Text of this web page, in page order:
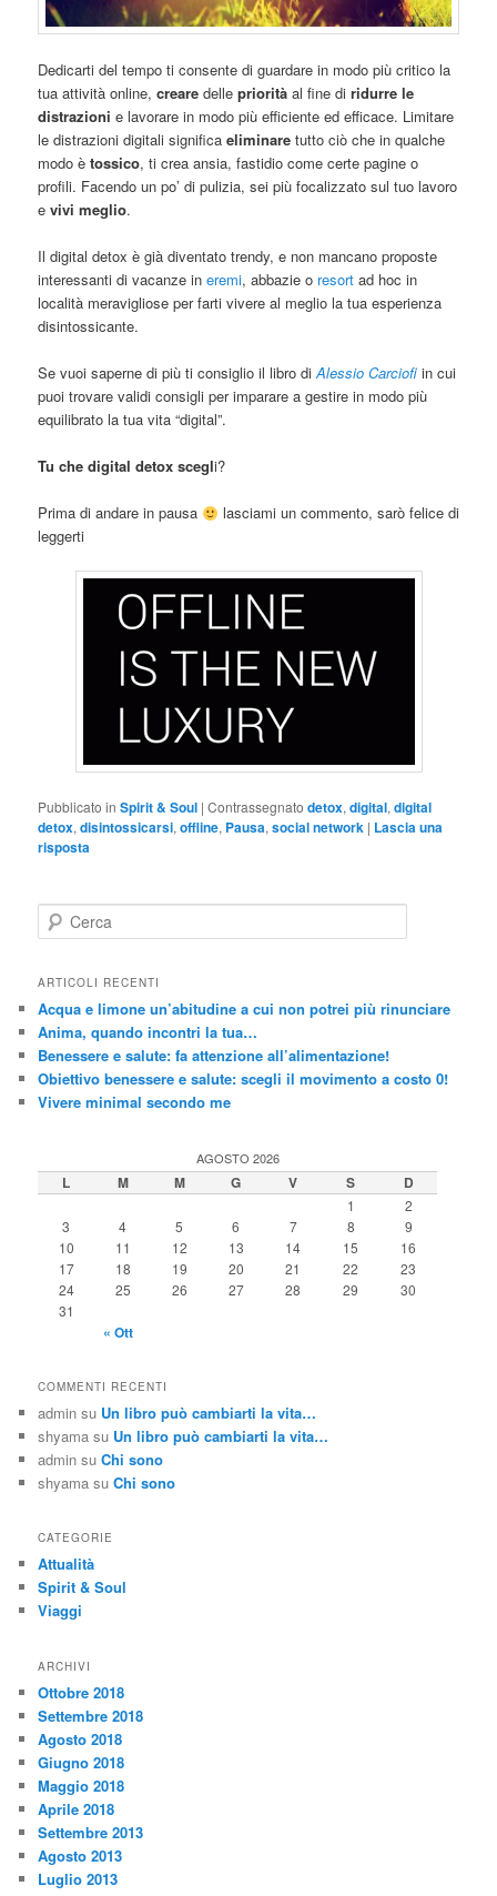
Dedicarti del tempo ti consente di guardare in modo più critico la
tua attività online,creare delle prioritàal fine diridurre le
distrazioni e lavorare in modo più efficiente ed efficace. Limitare
le distrazioni digitali significaeliminare tutto ciò che in qualche
modo ètossico, ti crea ansia, fastidio come certe pagine o
profili. Facendo un po’ di pulizia, sei più focalizzato sul tuo lavoro
evivi meglio.
Il digital detox è già diventato trendy, e non mancano proposte
interessanti di vacanze ineremi, abbazie o resort ad hoc in
località meravigliose per farti vivere al meglio la tua esperienza
disintossicante.
Se vuoi saperne di più ti consiglio il libro diAlessio Carciofi in cui
puoi trovare validi consigli per imparare a gestire in modo più
equilibrato la tua vita “digital”.
Tu che digital detox scegli?
Prima di andare in pausa
lasciami un commento, sarò felice di
leggerti
Pubblicato in Spirit & Soul |Contrassegnato detox,digital,digital
detox,disintossicarsi,offline, Pausa,social network | Lascia una
risposta
e
c
ARTICOLI RECENTI
Acqua e limone un’abitudine a cui non potrei più rinunciare
Anima, quando incontri la tua…
Benessere e salute: fa attenzione all’alimentazione!
Obiettivo benessere e salute: scegli il movimento a costo 0!
Vivere minimal secondo me
AGOSTO 2026
L M M G V S D
1
2
3
4 5 6 7 8
9
10
11 12 13 14 15
16
17
18 19 20 21 22
23
24
25 26 27 28 29
30
31
« Ott
COMMENTI RECENTI
admin su Un libro può cambiarti la vita…
shyama su Un libro può cambiarti la vita…
admin suChi sono
shyama suChi sono
CATEGORIE
Attualità
Spirit & Soul
Viaggi
ARCHIVI
Ottobre 2018
Settembre 2018
Agosto 2018
Giugno 2018
Maggio 2018
Aprile 2018
Settembre 2013
Agosto 2013
Luglio 2013